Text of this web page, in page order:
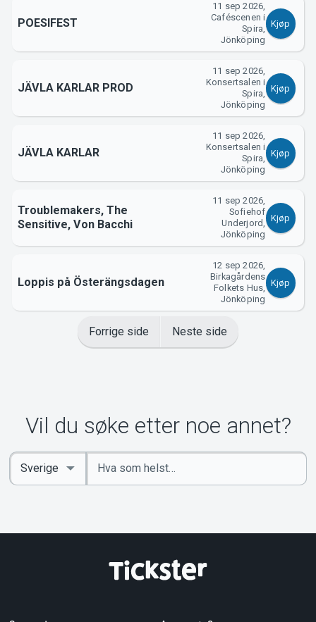
POESIFEST
11 sep 2026,
Caféscenen i
Spira,
Jönköping
Kjøp
JÄVLA KARLAR PROD
11 sep 2026,
Konsertsalen i
Spira,
Jönköping
Kjøp
JÄVLA KARLAR
11 sep 2026,
Konsertsalen i
Spira,
Jönköping
Kjøp
Troublemakers, The
Sensitive, Von Bacchi
11 sep 2026,
Sofiehof
Underjord,
Jönköping
Kjøp
Loppis på Österängsdagen
12 sep 2026,
Birkagårdens
Folkets Hus,
Jönköping
Kjøp
Forrige side Neste side
Vil du søke etter noe annet?
Angi
nøkkelord
Select
Country